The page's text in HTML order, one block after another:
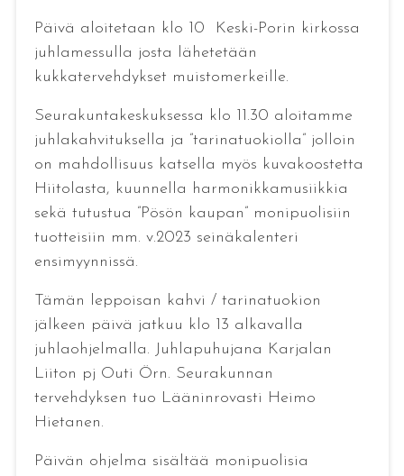
Päivä aloitetaan klo 10 Keski-Porin kirkossa
juhlamessulla josta lähetetään
kukkatervehdykset muistomerkeille.
Seurakuntakeskuksessa klo 11.30 aloitamme
juhlakahvituksella ja ”tarinatuokiolla” jolloin
on mahdollisuus katsella myös kuvakoostetta
Hiitolasta, kuunnella harmonikkamusiikkia
sekä tutustua ”Pösön kaupan” monipuolisiin
tuotteisiin mm. v.2023 seinäkalenteri
ensimyynnissä.
Tämän leppoisan kahvi / tarinatuokion
jälkeen päivä jatkuu klo 13 alkavalla
juhlaohjelmalla. Juhlapuhujana Karjalan
Liiton pj Outi Örn. Seurakunnan
tervehdyksen tuo Lääninrovasti Heimo
Hietanen.
Päivän ohjelma sisältää monipuolisia